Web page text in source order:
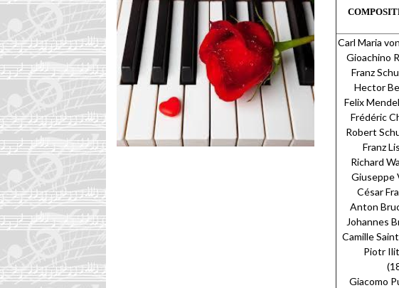
Carl Maria
Gioachino
Franz
Hector
Felix
Frédéric
Robert
Franz
Richard
Giuseppe
César
Anton
Johannes
Camille
Piotr
Giacomo